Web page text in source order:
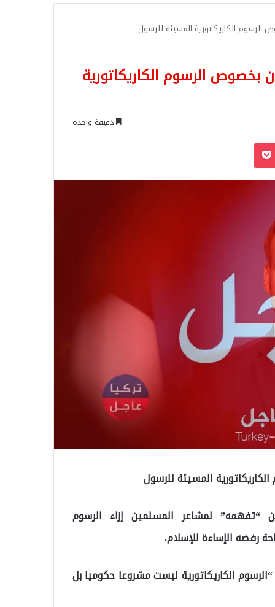
الكاريكاتورية المسيئة للرسول
الرسوم الكاريكاتورية
دقيقة واحدة
‫Pocket
المسيئة للرسول
“تفهمه” لمشاعر المسلمين إزاء الرسوم
رفضه الإساءة للإسلام.
الكاريكاتورية ليست مشروعا حكوميا بل